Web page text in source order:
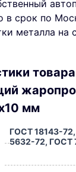
в срок по
металла на
мм
ГОСТ 18143-
5632-72, ГОСТ